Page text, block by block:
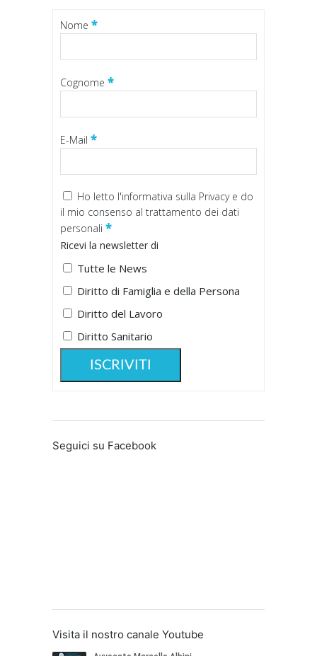
Nome *
Cognome *
E-Mail *
Ho letto l'informativa sulla Privacy e do
il mio consenso al trattamento dei dati
personali *
Ricevi la newsletter di
Tutte le News
Diritto di Famiglia e della Persona
Diritto del Lavoro
Diritto Sanitario
Seguici su Facebook
Visita il nostro canale Youtube